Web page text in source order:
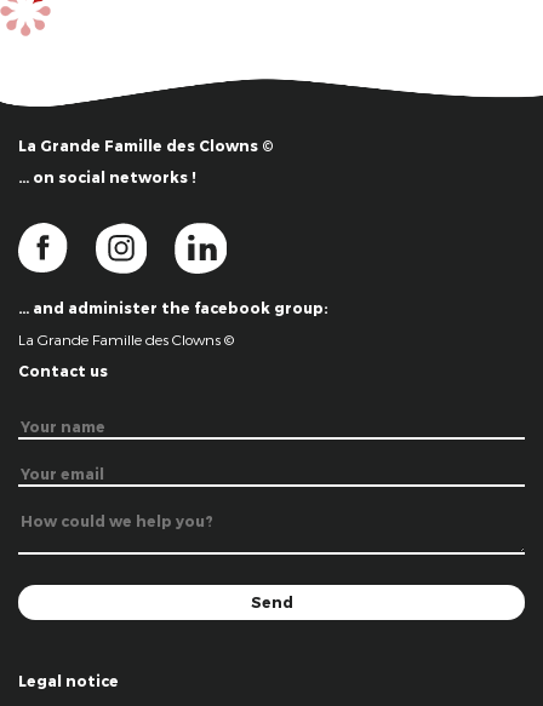
La Grande Famille des Clowns ©
… on social networks !
… and administer the facebook group:
La Grande Famille des Clowns ©
Contact us
Legal notice